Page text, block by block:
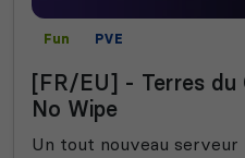
Fun PVE
[FR/EU] - Terres
No Wipe
Un tout nouveau serveur